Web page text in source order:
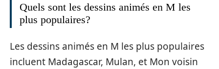
Quels sont les dessins animés en M les
plus populaires?
Les dessins animés en M les plus populaires
incluent Madagascar, Mulan, et Mon voisin